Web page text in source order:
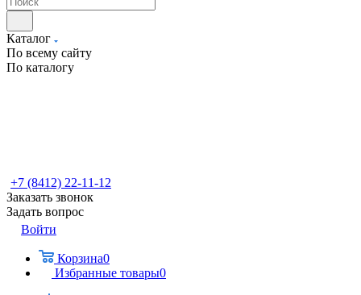
Каталог
По всему сайту
По каталогу
+7 (8412) 22-11-12
Заказать звонок
Задать вопрос
Войти
Корзина0
Избранные товары0